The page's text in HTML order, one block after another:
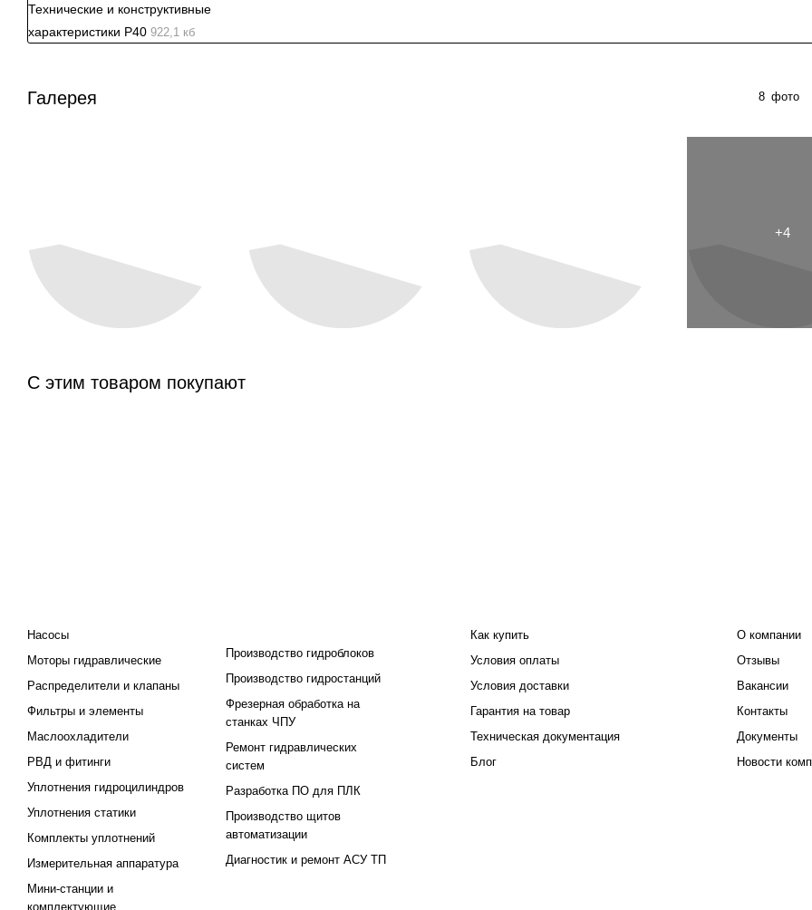
Технические и конструктивные
характеристики P40 922,1 кб
Галерея 8 фото
С этим товаром покупают
Насосы
Моторы гидравлические
Распределители и клапаны
Фильтры и элементы
Маслоохладители
РВД и фитинги
Уплотнения гидроцилиндров
Уплотнения статики
Комплекты уплотнений
Измерительная аппаратура
Мини-станции и
комплектующие
Производство гидроблоков
Производство гидростанций
Фрезерная обработка на
станках ЧПУ
Ремонт гидравлических
систем
Разработка ПО для ПЛК
Производство щитов
автоматизации
Диагностик и ремонт АСУ ТП
Как купить
Условия оплаты
Условия доставки
Гарантия на товар
Техническая документация
Блог
О компании
Отзывы
Вакансии
Контакты
Документы
Новости